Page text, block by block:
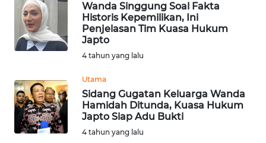
Wanda Singgung Soal Fakta
Historis Kepemilikan, Ini
Penjelasan Tim Kuasa Hukum
Japto
4 tahun yang lalu
Utama
Sidang Gugatan Keluarga Wanda
Hamidah Ditunda, Kuasa Hukum
Japto Siap Adu Bukti
4 tahun yang lalu
WN
JAKARTA
JABAR
WN
BANTEN